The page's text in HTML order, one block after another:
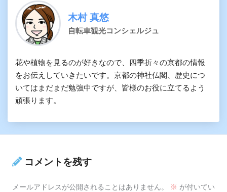
木村 真悠
自転車観光コンシェルジュ
花や植物を見るのが好きなので、四季折々の京都の情報
をお伝えしていきたいです。京都の神社仏閣、歴史につ
いてはまだまだ勉強中ですが、皆様のお役に立てるよう
頑張ります。
コメントを残す
メールアドレスが公開されることはありません。 ※ が付いてい